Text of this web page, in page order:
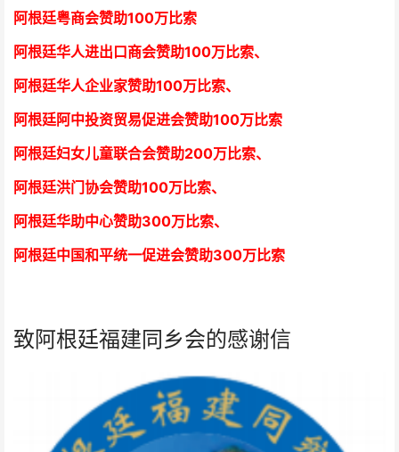
阿根廷粤商会赞助100万比索
阿根廷华人进出口商会赞助100万比索、
阿根廷华人企业家赞助100万比索、
阿根廷阿中投资贸易促进会赞助100万比索
阿根廷妇女儿童联合会赞助200万比索、
阿根廷洪门协会赞助100万比索、
阿根廷华助中心赞助300万比索、
阿根廷中国和平统一促进会赞助300万比索
致阿根廷福建同乡会的感谢信